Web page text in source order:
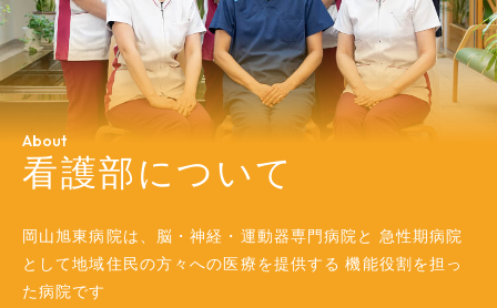
About
看護部について
岡山旭東病院は、脳・神経・運動器専門病院と 急性期病院
として地域住民の方々への医療を提供する 機能役割を担っ
た病院です